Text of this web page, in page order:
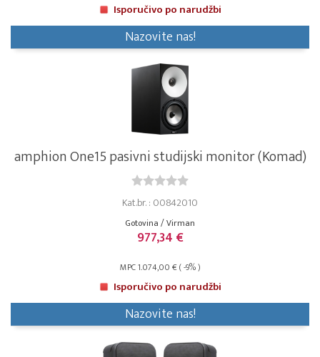
Isporučivo po narudžbi
Nazovite nas!
amphion One15 pasivni studijski monitor (Komad)
Kat.br. : 00842010
Gotovina / Virman
977,34 €
MPC 1.074,00 € ( -9% )
Isporučivo po narudžbi
Nazovite nas!